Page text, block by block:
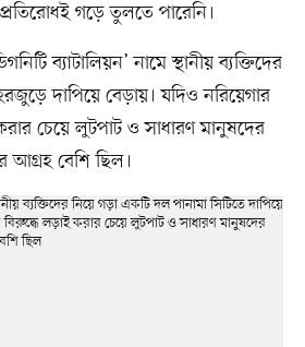
গড়ে তুলতে পারেনি।
ব্যাটালিয়ন’ নামে স্থানীয় ব্যক্তিদের
দাপিয়ে বেড়ায়। যদিও নরিয়েগার
চেয়ে লুটপাট ও সাধারণ মানুষদের
আগ্রহ বেশি ছিল।